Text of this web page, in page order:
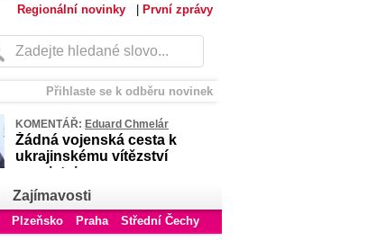
Regionální novinky První zprávy
Přihlaste se k odběru novinek
KOMENTÁŘ: Eduard Chmelár
Žádná vojenská cesta k
ukrajinskému vítězství
neexistuje
Zajímavosti
Plzeňsko Praha
Střední Čechy